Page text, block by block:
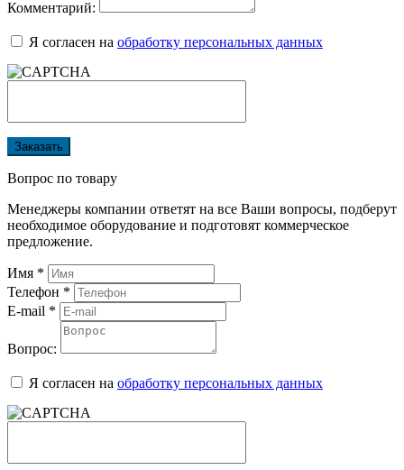
Комментарий:
Я согласен на обработку персональных данных
Заказать
Вопрос по товару
Менеджеры компании ответят на все Ваши вопросы, подберут
необходимое оборудование и подготовят коммерческое
предложение.
Имя *
Телефон *
E-mail *
Вопрос:
Я согласен на обработку персональных данных